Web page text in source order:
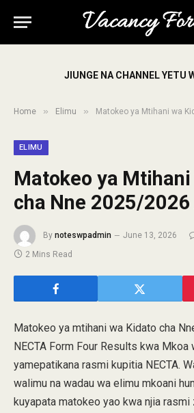
JIUNGE NA CHANNEL YETU
Home » Elimu » Matokeo ya Mtihani wa
ELIMU
Matokeo ya
cha Nne 2025/
By noteswpadmin June 13, 2026
2 Mins Read
Matokeo ya mtihani wa Kidato cha
NECTA Form Four Results kwa Mkoa
yamepatikana rasmi kupitia NECTA.
walimu na wadau wa elimu mkoani
kuyapata matokeo yao kwa njia